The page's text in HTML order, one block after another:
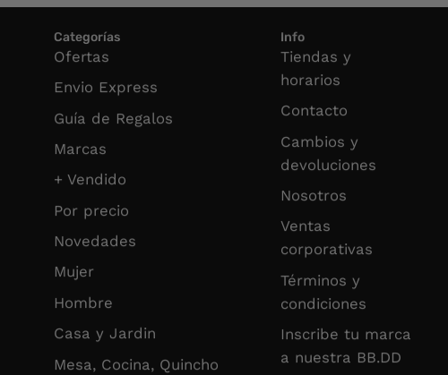
Categorías
Ofertas
Envio Express
Guía de Regalos
Marcas
+ Vendido
Por precio
Novedades
Mujer
Hombre
Casa y Jardin
Mesa, Cocina, Quincho
Info
Tiendas y
horarios
Contacto
Cambios y
devoluciones
Nosotros
Ventas
corporativas
Términos y
condiciones
Inscribe tu marca
a nuestra BB.DD